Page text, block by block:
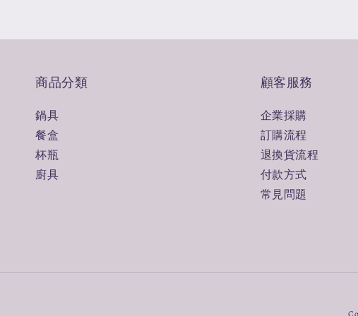
商品分類
鍋具
餐盒
杯瓶
廚具
顧客服務
企業採購
訂購流程
退換貨流程
付款方式
常見問題